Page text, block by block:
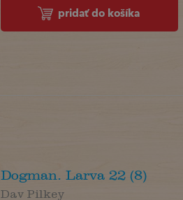
pridať do košíka
Dogman. Larva 22 (8)
Dav Pilkey